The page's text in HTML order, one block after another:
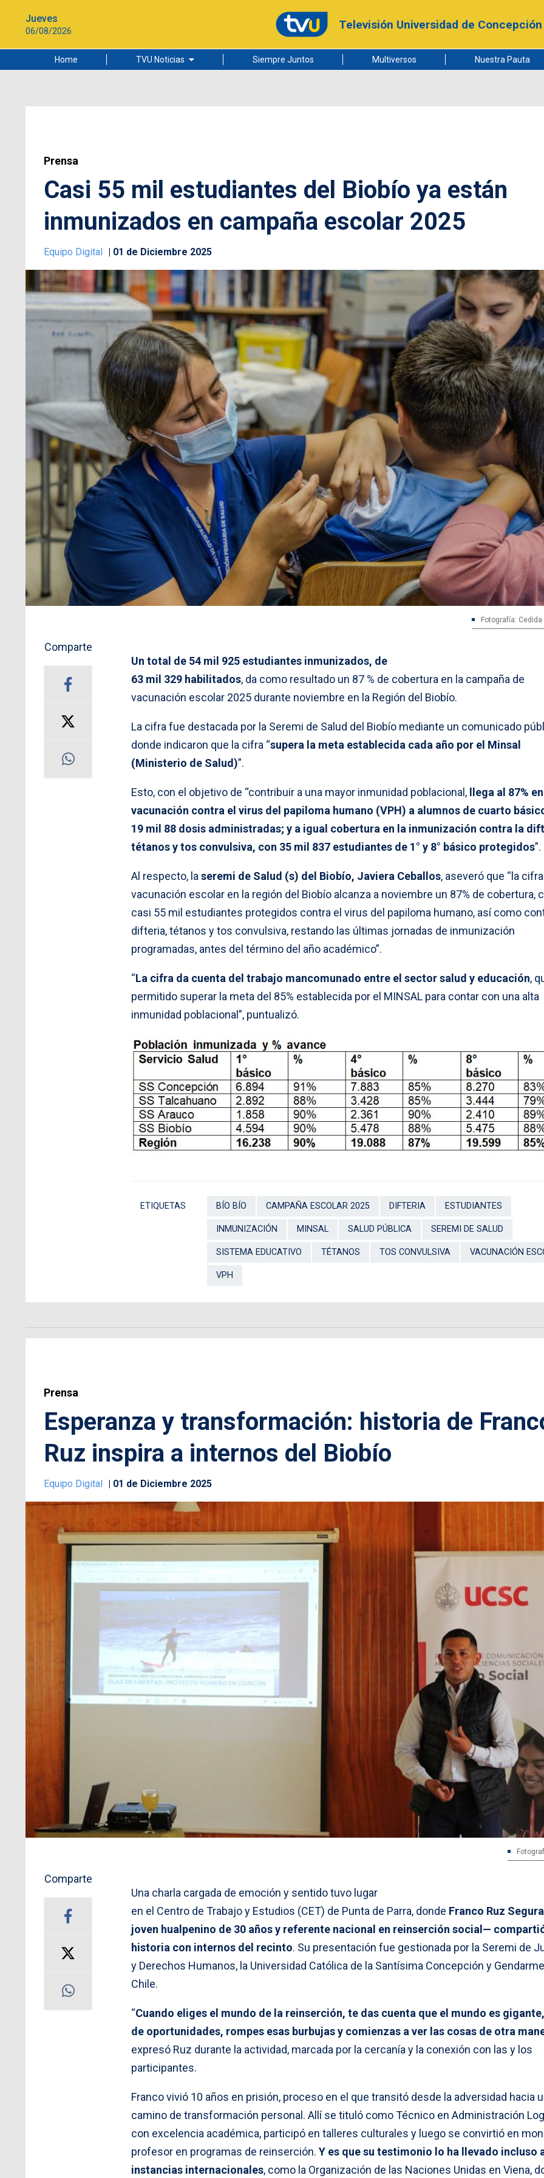
Jueves
06/08/2026 Televisión Universidad de Concepción
Home TVU Noticias
Ciudad
Siempre Juntos Multiversos Nuestra Pauta
Prensa
Casi 55 mil estudiantes del Biobío ya están
inmunizados en campaña escolar 2025
Equipo Digital 01 de Diciembre 2025
Fotografía:
Comparte
Un total de 54 mil 925 estudiantes inmunizados, de
63 mil 329 habilitados, da como resultado un 87 % de cobertura en la campaña de
vacunación escolar 2025 durante noviembre en la Región del Biobío.
La cifra fue destacada por la Seremi de Salud del Biobío mediante un comunicado
donde indicaron que la cifra “supera la meta establecida cada año por el Minsal
(Ministerio de Salud)”.
Esto, con el objetivo de “contribuir a una mayor inmunidad poblacional,
llega al 87% en
vacunación contra el virus del papiloma humano (VPH) a alumnos de cuarto
19 mil 88 dosis administradas; y a igual cobertura en la inmunización contra la
tétanos y tos convulsiva, con 35 mil 837 estudiantes de 1° y 8° básico protegidos”.
Al respecto, la seremi de Salud (s) del Biobío, Javiera Ceballos, aseveró que “la
vacunación escolar en la región del Biobío alcanza a noviembre un 87% de cobertura,
casi 55 mil estudiantes protegidos contra el virus del papiloma humano, así como
difteria, tétanos y tos convulsiva, restando las últimas jornadas de inmunización
programadas, antes del término del año académico”.
“La cifra da cuenta del trabajo mancomunado entre el sector salud y educación,
permitido superar la meta del 85% establecida por el MINSAL para contar con una alta
inmunidad poblacional”, puntualizó.
ETIQUETAS BÍO BÍO CAMPAÑA ESCOLAR 2025 DIFTERIA ESTUDIANTES
INMUNIZACIÓN MINSAL SALUD PÚBLICA SEREMI DE SALUD
SISTEMA EDUCATIVO TÉTANOS TOS CONVULSIVA VACUNACIÓN
VPH
Prensa
Esperanza y transformación: historia de
Ruz inspira a internos del Biobío
Equipo Digital 01 de Diciembre 2025
Comparte
Una charla cargada de emoción y sentido tuvo lugar
en el Centro de Trabajo y Estudios (CET) de Punta de Parra, donde Franco Ruz
joven hualpenino de 30 años y referente nacional en reinserción social—
historia con internos del recinto. Su presentación fue gestionada por la Seremi de
y Derechos Humanos, la Universidad Católica de la Santísima Concepción y
Chile.
“Cuando eliges el mundo de la reinserción, te das cuenta que el mundo es
de oportunidades, rompes esas burbujas y comienzas a ver las cosas de otra
expresó Ruz durante la actividad, marcada por la cercanía y la conexión con las y los
participantes.
Franco vivió 10 años en prisión, proceso en el que transitó desde la adversidad hacia
camino de transformación personal. Allí se tituló como Técnico en Administración
con excelencia académica, participó en talleres culturales y luego se convirtió en
profesor en programas de reinserción. Y es que su testimonio lo ha llevado incluso
instancias internacionales, como la Organización de las Naciones Unidas en Viena,